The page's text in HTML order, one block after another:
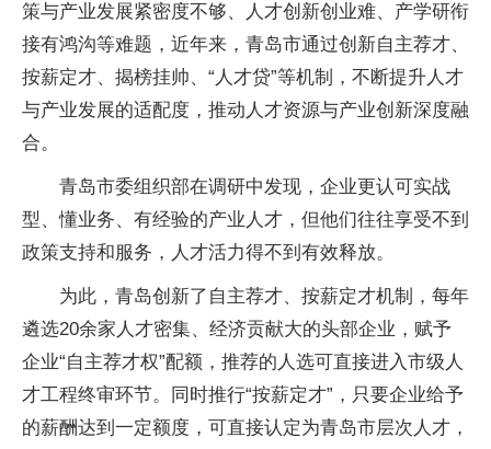
策与产业发展紧密度不够、人才创新创业难、产学研衔
接有鸿沟等难题，近年来，青岛市通过创新自主荐才、
按薪定才、揭榜挂帅、“人才贷”等机制，不断提升人才
与产业发展的适配度，推动人才资源与产业创新深度融
合。
青岛市委组织部在调研中发现，企业更认可实战
型、懂业务、有经验的产业人才，但他们往往享受不到
政策支持和服务，人才活力得不到有效释放。
为此，青岛创新了自主荐才、按薪定才机制，每年
遴选20余家人才密集、经济贡献大的头部企业，赋予
企业“自主荐才权”配额，推荐的人选可直接进入市级人
才工程终审环节。同时推行“按薪定才”，只要企业给予
的薪酬达到一定额度，可直接认定为青岛市层次人才，